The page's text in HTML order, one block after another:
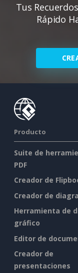
Tus
Rápido
Producto
Suite de
PDF
Creador de
Creador de
Herramienta de
gráfico
Editor de
Creador de
presentaciones